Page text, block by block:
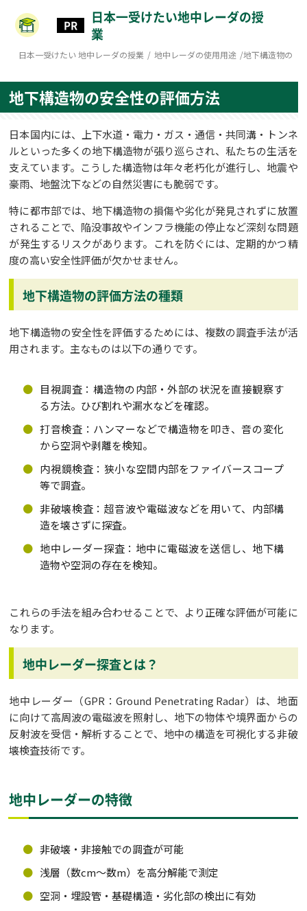
日本一受けたい地中レーダの授
業
日本一受けたい 地中レーダの授業 / 地中レーダの使用用途 /地下構造物の安
地下構造物の安全性の評価方法
日本国内には、上下水道・電力・ガス・通信・共同溝・トンネ
ルといった多くの地下構造物が張り巡らされ、私たちの生活を
支えています。こうした構造物は年々老朽化が進行し、地震や
豪雨、地盤沈下などの自然災害にも脆弱です。
特に都市部では、地下構造物の損傷や劣化が発見されずに放置
されることで、陥没事故やインフラ機能の停止など深刻な問題
が発生するリスクがあります。これを防ぐには、定期的かつ精
度の高い安全性評価が欠かせません。
地下構造物の評価方法の種類
地下構造物の安全性を評価するためには、複数の調査手法が活
用されます。主なものは以下の通りです。
目視調査：構造物の内部・外部の状況を直接観察す
る方法。ひび割れや漏水などを確認。
打音検査：ハンマーなどで構造物を叩き、音の変化
から空洞や剥離を検知。
内視鏡検査：狭小な空間内部をファイバースコープ
等で調査。
非破壊検査：超音波や電磁波などを用いて、内部構
造を壊さずに探査。
地中レーダー探査：地中に電磁波を送信し、地下構
造物や空洞の存在を検知。
これらの手法を組み合わせることで、より正確な評価が可能に
なります。
地中レーダー探査とは？
地中レーダー（GPR：Ground Penetrating Radar）は、地面
に向けて高周波の電磁波を照射し、地下の物体や境界面からの
反射波を受信・解析することで、地中の構造を可視化する非破
壊検査技術です。
地中レーダーの特徴
非破壊・非接触での調査が可能
浅層（数cm〜数m）を高分解能で測定
空洞・埋設管・基礎構造・劣化部の検出に有効